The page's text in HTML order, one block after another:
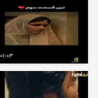
01:03